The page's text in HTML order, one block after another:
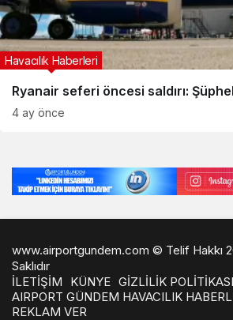
Ryanair seferi öncesi saldırı:
Havacılık Haberleri
4 ay önce
www.airportgundem.com © Telif Hakkı
Saklıdır
İLETİŞİM
KÜNYE GİZLİLİK POLİTİKASI
AIRPORT GÜNDEM HAVACILIK
REKLAM VER